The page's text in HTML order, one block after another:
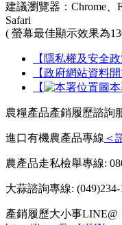
建議瀏覽器：Chrome、
Safari
( 螢幕最佳顯示效果為
【隱私權及安全政
【政府網站資料開
【
本
農糧產品產銷履歷諮詢
進口有機農產品專線 ＜
農產品走私檢舉專線:
大蒜諮詢專線: (049)234-
產銷履歷大小事LINE@